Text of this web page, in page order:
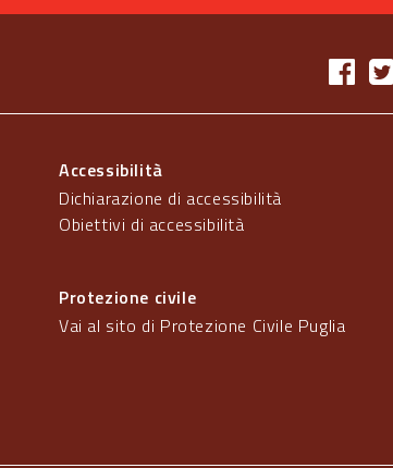
Accessibilità
Dichiarazione di accessibilità
Obiettivi di accessibilità
Protezione civile
Vai al sito di Protezione Civile Puglia